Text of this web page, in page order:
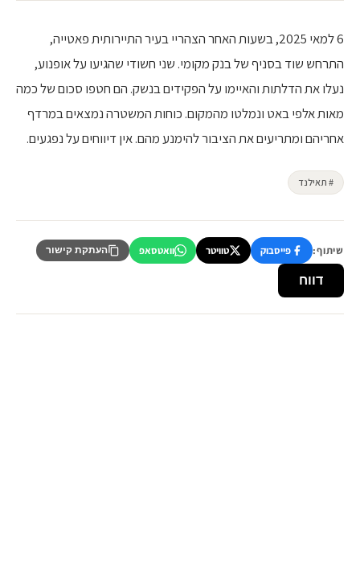
6 למאי 2025, בשעות האחר הצהריי בעיר התיירותית פאטייה,
התרחש שוד בסניף של בנק מקומי. שני חשודי שהגיעו על אופנוע,
נעלו את הדלתות והאיימו על הפקידים בנשק. הם חטפו סכום של כמה
מאות אלפי באט ונמלטו מהמקום. כוחות המשטרה נמצאים במרדף
אחריהם ומתריעים את הציבור להימנע מהם. אין דיווחים על נפגעים.
# תאילנד
שיתוף: פייסבוק טוויטר וואטסאפ העתקת קישור
דווח